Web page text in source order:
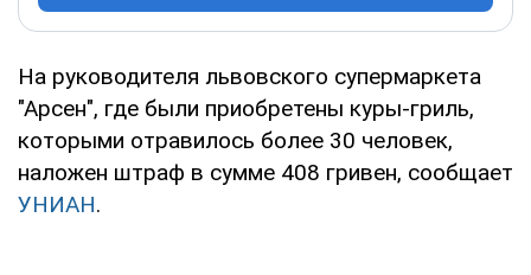
На руководителя львовского супермаркета
"Арсен", где были приобретены куры-гриль,
которыми отравилось более 30 человек,
наложен штраф в сумме 408 гривен, сообщает
УНИАН.